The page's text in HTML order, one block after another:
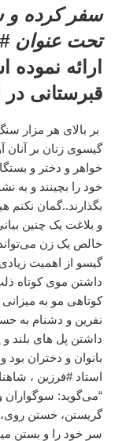
سفر کرده و
تحت عنوان
ارائه نموده
قبرستانی
بر بالای هر مزار
گیسوی زنان بر آنان
خواهر و دختر و
خود را بچینند و به
بگذارند..گمان نکنم
و بلاغت یک چنین
خالص یک زن
گیسو از اهمیت
داشتن موی کوتاه
کوتاهی مو به
نفرین و دشنام به
داشتن پل های بلند و
بانوان و دختران
استاد #فرزین ،
“می‌گوید: سوگواران
گریستن‌، خستن روی‌،
سر خود را و بستن